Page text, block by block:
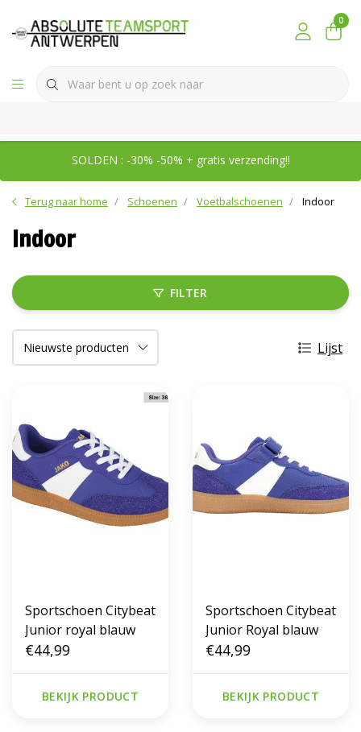
0
SOLDEN : -30% -50% + gratis verzending!!
Terug naar home Schoenen Voetbalschoenen Indoor
Indoor
FILTER
Lijst
Sportschoen Citybeat
Junior royal blauw
€44,99
BEKIJK PRODUCT
Sportschoen Citybeat
Junior Royal blauw
€44,99
BEKIJK PRODUCT